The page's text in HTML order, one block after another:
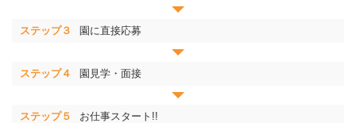
ステップ３ 園に直接応募
ステップ４ 園見学・面接
ステップ５ お仕事スタート!!